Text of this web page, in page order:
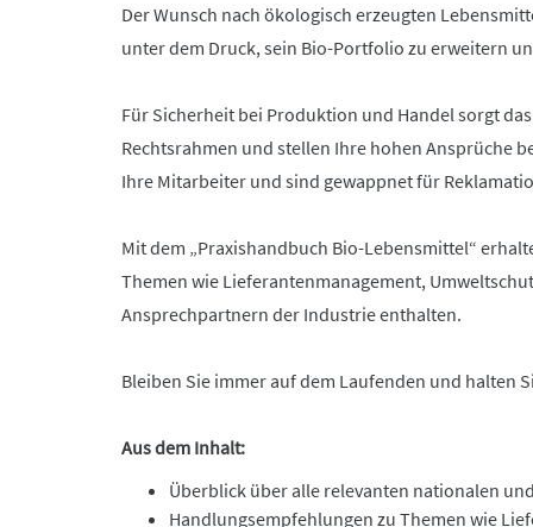
Der Wunsch nach ökologisch erzeugten
unter dem Druck, sein Bio-Portfolio zu erweitern
Für Sicherheit bei Produktion und Handel sorgt
Rechtsrahmen und stellen Ihre hohen Ansprüche
Ihre Mitarbeiter und sind gewappnet für
Mit dem „Praxishandbuch Bio-Lebensmittel“
Themen wie Lieferantenmanagement,
Ansprechpartnern der Industrie enthalten.
Bleiben Sie immer auf dem Laufenden und halten
Aus dem Inhalt:
Überblick über alle relevanten nationalen
Handlungsempfehlungen zu Themen wie